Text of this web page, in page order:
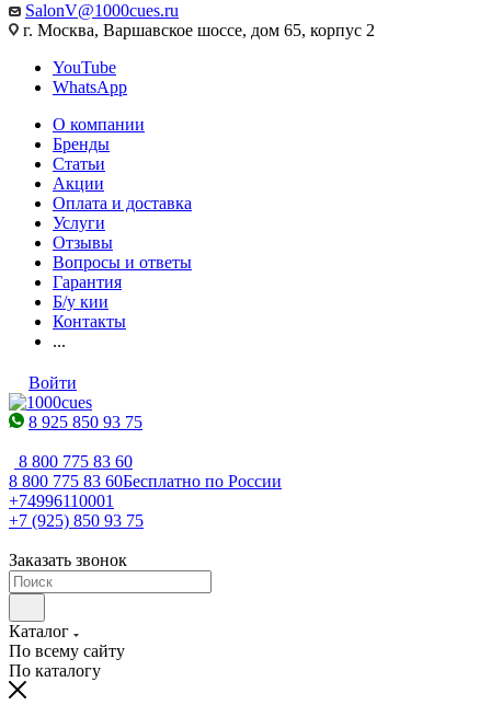
SalonV@1000cues.ru
г. Москва, Варшавское шоссе, дом 65, корпус 2
YouTube
WhatsApp
О компании
Бренды
Статьи
Акции
Оплата и доставка
Услуги
Отзывы
Вопросы и ответы
Гарантия
Б/у кии
Контакты
...
Войти
8 925 850 93 75
8 800 775 83 60
8 800 775 83 60Бесплатно по России
+74996110001
+7 (925) 850 93 75
Заказать звонок
Каталог
По всему сайту
По каталогу